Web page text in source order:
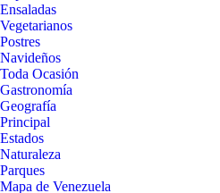
Ensaladas
Vegetarianos
Postres
Navideños
Toda Ocasión
Gastronomía
Geografía
Principal
Estados
Naturaleza
Parques
Mapa de Venezuela